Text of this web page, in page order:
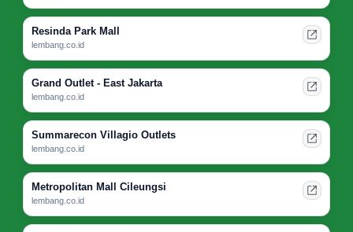
Resinda Park Mall
lembang.co.id
Grand Outlet - East Jakarta
lembang.co.id
Summarecon Villagio Outlets
lembang.co.id
Metropolitan Mall Cileungsi
lembang.co.id